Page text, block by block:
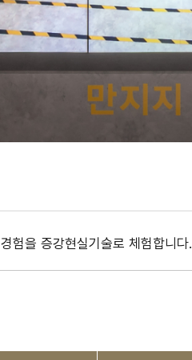
험을 증강현실기술로 체험합니다.